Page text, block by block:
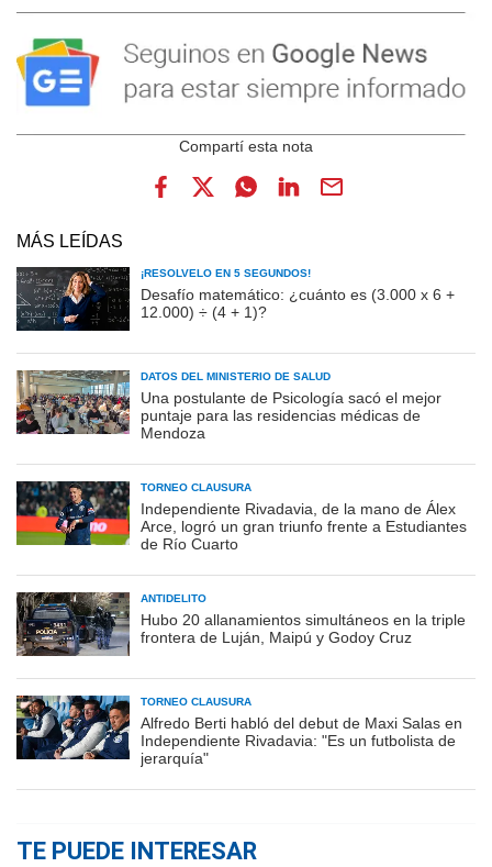
MÁS LEÍDAS
¡RESOLVELO EN 5 SEGUNDOS!
Desafío matemático: ¿cuánto es (3.000 x 6 +
12.000) ÷ (4 + 1)?
DATOS DEL MINISTERIO DE SALUD
Una postulante de Psicología sacó el mejor
puntaje para las residencias médicas de
Mendoza
TORNEO CLAUSURA
Independiente Rivadavia, de la mano de Álex
Arce, logró un gran triunfo frente a Estudiantes
de Río Cuarto
ANTIDELITO
Hubo 20 allanamientos simultáneos en la triple
frontera de Luján, Maipú y Godoy Cruz
TORNEO CLAUSURA
Alfredo Berti habló del debut de Maxi Salas en
Independiente Rivadavia: "Es un futbolista de
jerarquía"
TE PUEDE INTERESAR